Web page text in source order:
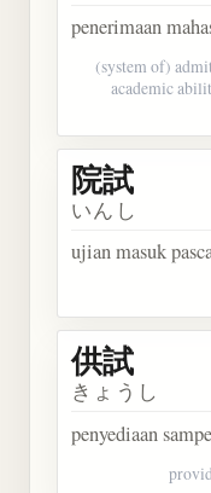
penerimaan
(system of)
academic
院試
いんし
ujian masuk
供試
きょうし
penyediaan